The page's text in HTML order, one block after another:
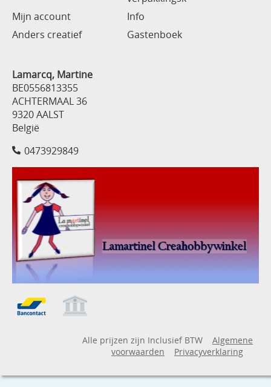
Mijn account
Info
Anders creatief
Gastenboek
Lamarcq, Martine
BE0556813355
ACHTERMAAL 36
9320 AALST
België
0473929849
Alle prijzen zijn Inclusief BTW
Algemene
voorwaarden
Privacyverklaring